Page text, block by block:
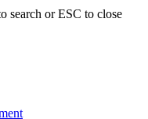
search or ESC to close